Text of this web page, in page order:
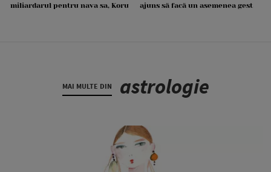
miliardarul pentru nava sa, Koru
ajuns să facă un asemenea gest
MAI MULTE DIN astrologie